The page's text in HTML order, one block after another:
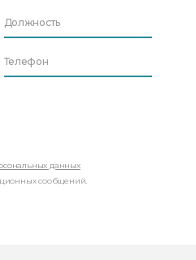
данных
сообщений.